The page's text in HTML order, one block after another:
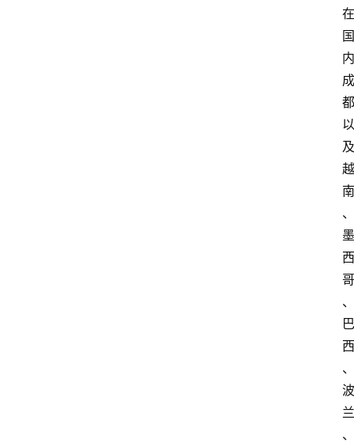
在
国
内
成
都
以
及
越
南
、
墨
西
哥
、
巴
西
、
波
兰
、